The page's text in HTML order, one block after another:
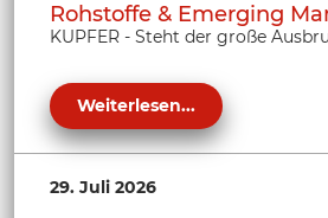
Rohstoffe & Emerging
KUPFER - Steht der große
Weiterlesen...
29. Juli 2026